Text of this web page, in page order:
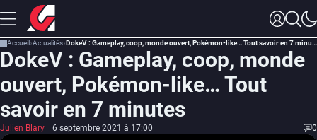
Accueil Actualités DokeV : Gameplay, coop, monde ouvert, Pokémon-like… Tout savoir en 7 minutes
DokeV : Gameplay, coop, monde
ouvert, Pokémon-like… Tout
savoir en 7 minutes
Julien Blary 6 septembre 2021 à 17:00 0